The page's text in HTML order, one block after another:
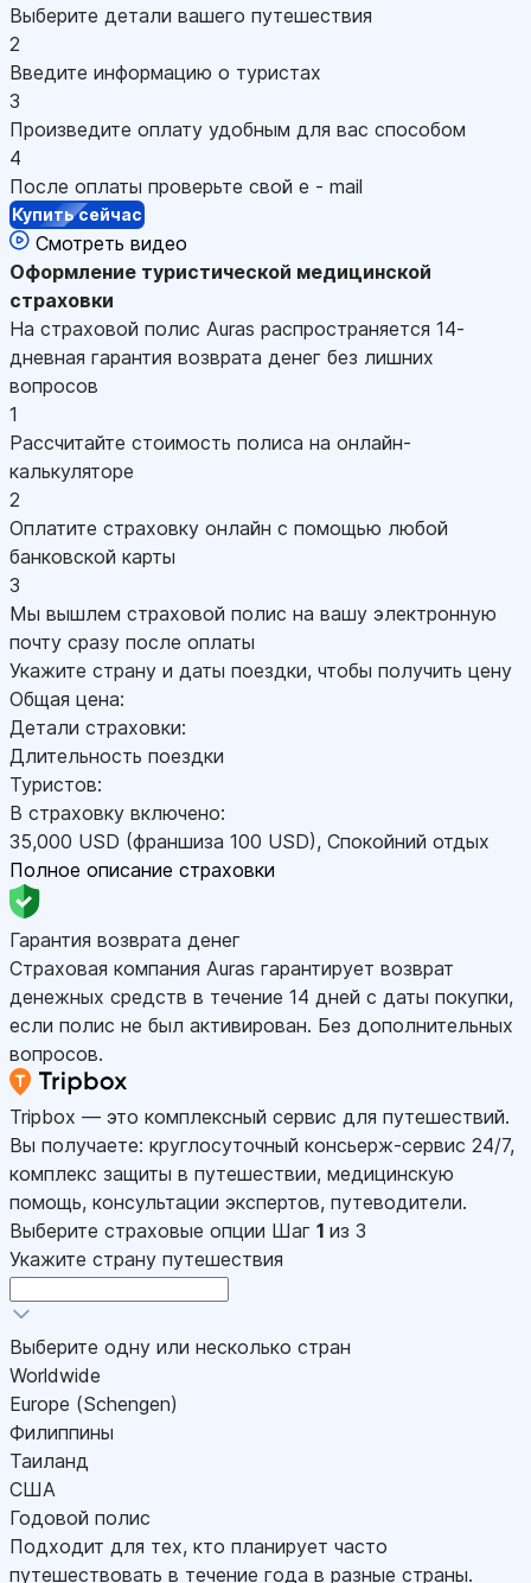
Выберите детали вашего путешествия
2
Введите информацию о туристах
3
Произведите оплату удобным для вас способом
4
После оплаты проверьте свой e - mail
Купить сейчас
Смотреть видео
Оформление туристической медицинской
страховки
На страховой полис Auras распространяется 14-
дневная гарантия возврата денег без лишних
вопросов
1
Рассчитайте стоимость полиса на онлайн-
калькуляторе
2
Оплатите страховку онлайн с помощью любой
банковской карты
3
Мы вышлем страховой полис на вашу электронную
почту сразу после оплаты
Укажите страну и даты поездки, чтобы получить цену
Общая цена:
Детали страховки:
Длительность поездки
Туристов:
В страховку включено:
35,000 USD (франшиза 100 USD), Спокойний отдых
Полное описание страховки
Гарантия возврата денег
Страховая компания Auras гарантирует возврат
денежных средств в течение 14 дней с даты покупки,
если полис не был активирован. Без дополнительных
вопросов.
Tripbox — это комплексный сервис для путешествий.
Вы получаете: круглосуточный консьерж-сервис 24/7,
комплекс защиты в путешествии, медицинскую
помощь, консультации экспертов, путеводители.
Выберите страховые опции Шаг 1 из 3
Укажите страну путешествия
Выберите одну или несколько стран
Worldwide
Europe (Schengen)
Филиппины
Таиланд
США
Годовой полис
Подходит для тех, кто планирует часто
путешествовать в течение года в разные страны.